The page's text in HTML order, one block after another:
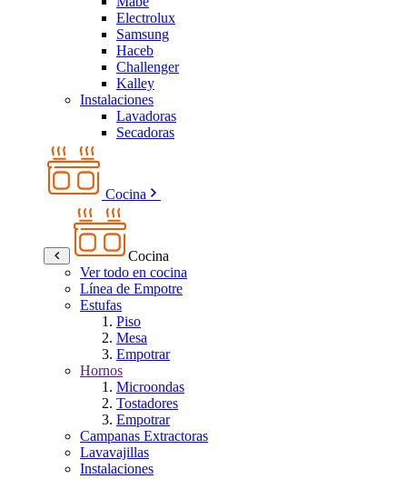
Electrolux
Samsung
Haceb
Challenger
Kalley
Instalaciones
Lavadoras
Secadoras
Cocina
Cocina
Ver todo en cocina
Línea de Empotre
Estufas
Piso
Mesa
Empotrar
Hornos
Microondas
Tostadores
Empotrar
Campanas Extractoras
Lavavajillas
Instalaciones